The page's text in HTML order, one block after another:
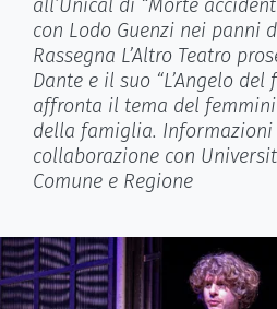
all’Unical di “Morte
con Lodo Guenzi nei panni
Rassegna L’Altro Teatro
Dante e il suo “L’Angelo del
affronta il tema del
della famiglia.
collaborazione con
Comune e Regione